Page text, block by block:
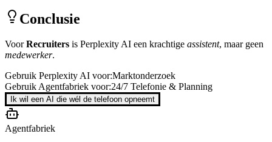
Conclusie
VoorRecruiters is Perplexity AI een krachtige assistent, maar geen
medewerker.
Gebruik Perplexity AI voor:Marktonderzoek
Gebruik Agentfabriek voor:24/7 Telefonie & Planning
Ik wil een AI die wél de telefoon opneemt
Agentfabriek